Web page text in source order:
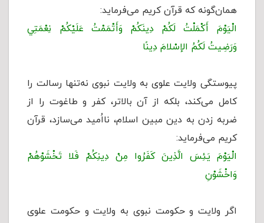
همان‎‌گونه که قرآن کریم می‌فرماید:
الْيَوْمَ أَكْمَلْتُ لَكُمْ دِينَكُمْ وَأَتْمَمْتُ عَلَيْكُمْ نِعْمَتِي
وَرَضِيتُ لَكُمُ الإسْلامَ دِينًا
پیوستگی ولایت علوی به ولایت نبوی نه‌تنها رسالت را
کامل می‌کند، بلکه از آن بالاتر، کفر و طاغوت را از
ضربه زدن به دین مبین اسلام، نااُمید می‌سازد، قرآن
کریم می‌فرماید:
الْيَوْمَ يَئِسَ الَّذِينَ كَفَرُوا مِنْ دِينِكُمْ فَلا تَخْشَوْهُمْ
وَاخْشَوْنِ
اگر ولایت و حکومت نبوی به ولایت و حکومت علوی